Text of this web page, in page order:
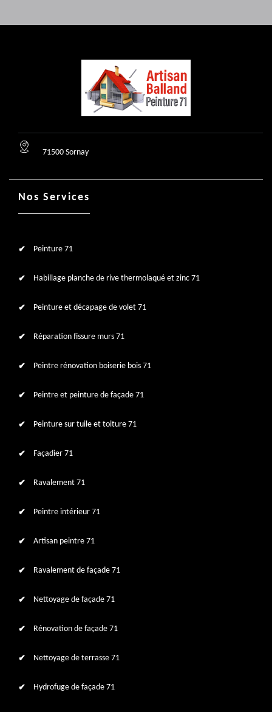
71500 Sornay
Nos Services
Peinture 71
Habillage planche de rive thermolaqué et zinc 71
Peinture et décapage de volet 71
Réparation fissure murs 71
Peintre rénovation boiserie bois 71
Peintre et peinture de façade 71
Peinture sur tuile et toiture 71
Façadier 71
Ravalement 71
Peintre intérieur 71
Artisan peintre 71
Ravalement de façade 71
Nettoyage de façade 71
Rénovation de façade 71
Nettoyage de terrasse 71
Hydrofuge de façade 71